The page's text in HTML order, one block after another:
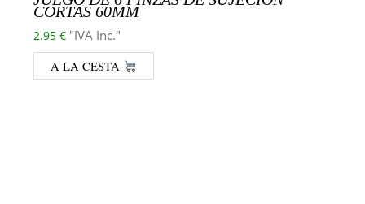
CORTAS 60MM
2.95 € "IVA Inc."
A LA CESTA